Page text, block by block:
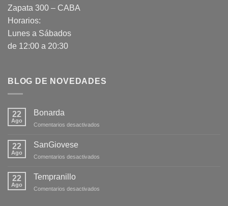
Zapata 300 – CABA
Horarios:
Lunes a Sábados
de 12:00 a 20:30
BLOG DE NOVEDADES
22
Ago
Bonarda
Comentarios desactivados
22
Ago
SanGiovese
Comentarios desactivados
22
Ago
Tempranillo
Comentarios desactivados